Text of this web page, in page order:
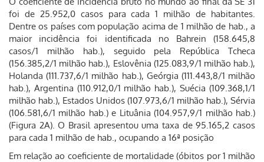
foi de 25.952,0 casos para cada 1 milhão de habitantes.
Dentre os países com população acima de 1 milhão de hab., a
maior incidência foi identificada no Bahrein (158.645,8
casos/1 milhão hab.), seguido pela República Tcheca
(156.385,2/1 milhão hab.), Eslovênia (125.083,9/1 milhão hab.),
Holanda (111.737,6/1 milhão hab.), Geórgia (111.443,8/1 milhão
hab.), Argentina (110.912,0/1 milhão hab.), Suécia (109.368,1/1
milhão hab.), Estados Unidos (107.973,6/1 milhão hab.), Sérvia
(106.581,6/1 milhão hab.) e Lituânia (104.957,9/1 milhão hab.)
(Figura 2A). O Brasil apresentou uma taxa de 95.165,2 casos
para cada 1 milhão de hab., ocupando a 16ª posição
Em relação ao coeficiente de mortalidade (óbitos por 1 milhão